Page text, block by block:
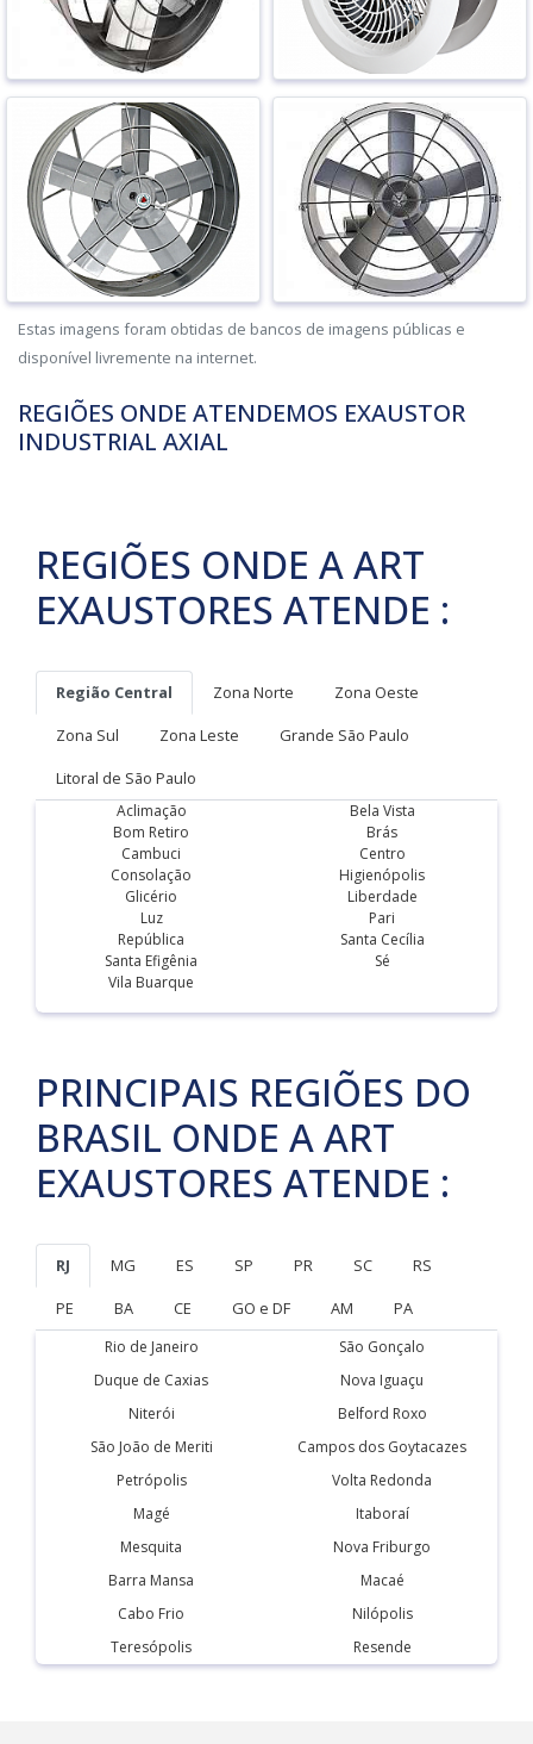
Estas imagens foram obtidas de bancos de imagens públicas e
disponível livremente na internet.
REGIÕES ONDE ATENDEMOS EXAUSTOR
INDUSTRIAL AXIAL
REGIÕES ONDE A ART
EXAUSTORES ATENDE :
Região Central Zona Norte
Zona Oeste
Zona Sul
Zona Leste
Grande São Paulo
Litoral de São Paulo
Aclimação
Bela Vista
Bom Retiro
Brás
Cambuci
Centro
Consolação
Higienópolis
Glicério
Liberdade
Luz
Pari
República
Santa Cecília
Santa Efigênia
Sé
Vila Buarque
PRINCIPAIS REGIÕES DO
BRASIL ONDE A ART
EXAUSTORES ATENDE :
RJ MG ES SP PR SC
RS
PE
BA CE GO e DF AM PA
Rio de Janeiro
São Gonçalo
Duque de Caxias
Nova Iguaçu
Niterói
Belford Roxo
São João de Meriti
Campos dos Goytacazes
Petrópolis
Volta Redonda
Magé
Itaboraí
Mesquita
Nova Friburgo
Barra Mansa
Macaé
Cabo Frio
Nilópolis
Teresópolis
Resende